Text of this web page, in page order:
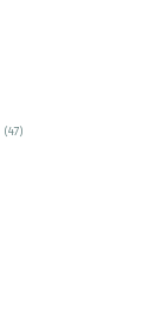
(47)